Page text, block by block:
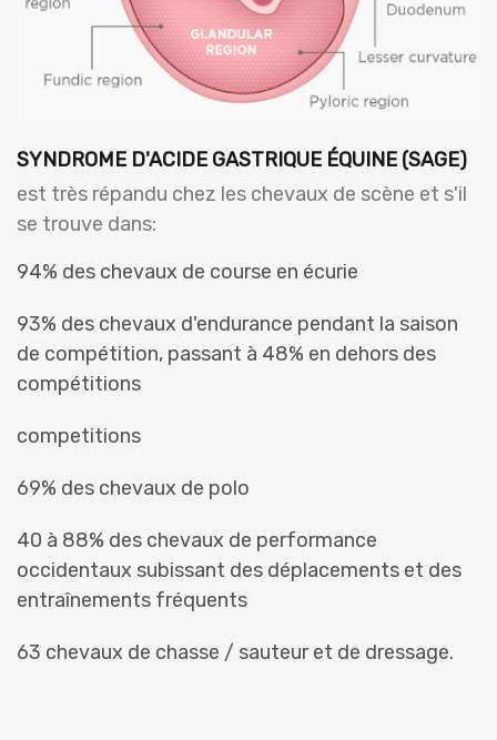
SYNDROME D'ACIDE GASTRIQUE ÉQUINE (SAGE)
est très répandu chez les chevaux de scène et s'il
se trouve dans:
94% des chevaux de course en écurie
93% des chevaux d'endurance pendant la saison
de compétition, passant à 48% en dehors des
compétitions
competitions
69% des chevaux de polo
40 à 88% des chevaux de performance
occidentaux subissant des déplacements et des
entraînements fréquents
63 chevaux de chasse / sauteur et de dressage.